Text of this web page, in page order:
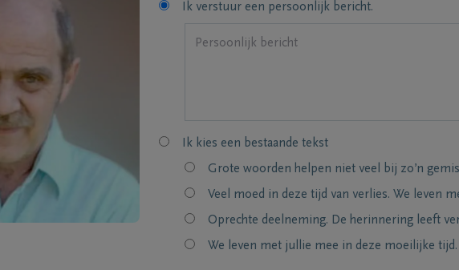
Ik verstuur een persoonlijk bericht.
Ik kies een bestaande tekst
Grote woorden helpen niet veel bij zo’n
Veel moed in deze tijd van verlies. We leven
Oprechte deelneming. De herinnering leeft
We leven met jullie mee in deze moeilijke tijd.